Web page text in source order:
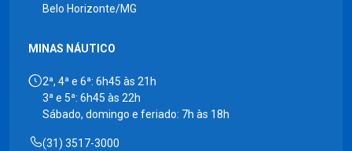
Belo Horizonte/MG
MINAS NÁUTICO
2ª, 4ª e 6ª: 6h45 às 21h
3ª e 5ª: 6h45 às 22h
Sábado, domingo e feriado: 7h às 18h
(31) 3517-3000